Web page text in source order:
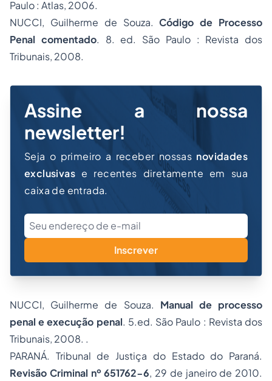
Paulo : Atlas, 2006.
NUCCI, Guilherme de Souza.Código de Processo
Penal comentado. 8. ed. São Paulo : Revista dos
Tribunais, 2008.
Assine a nossa
newsletter!
Seja o primeiro a receber nossas novidades
exclusivas e recentes diretamente em sua
caixa de entrada.
Inscrever
NUCCI, Guilherme de Souza. Manual de processo
penal e execução penal. 5.ed. São Paulo : Revista dos
Tribunais, 2008. .
PARANÁ. Tribunal de Justiça do Estado do Paraná.
Revisão Criminal nº 651762-6, 29 de janeiro de 2010.